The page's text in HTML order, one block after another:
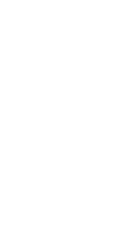
Berlin